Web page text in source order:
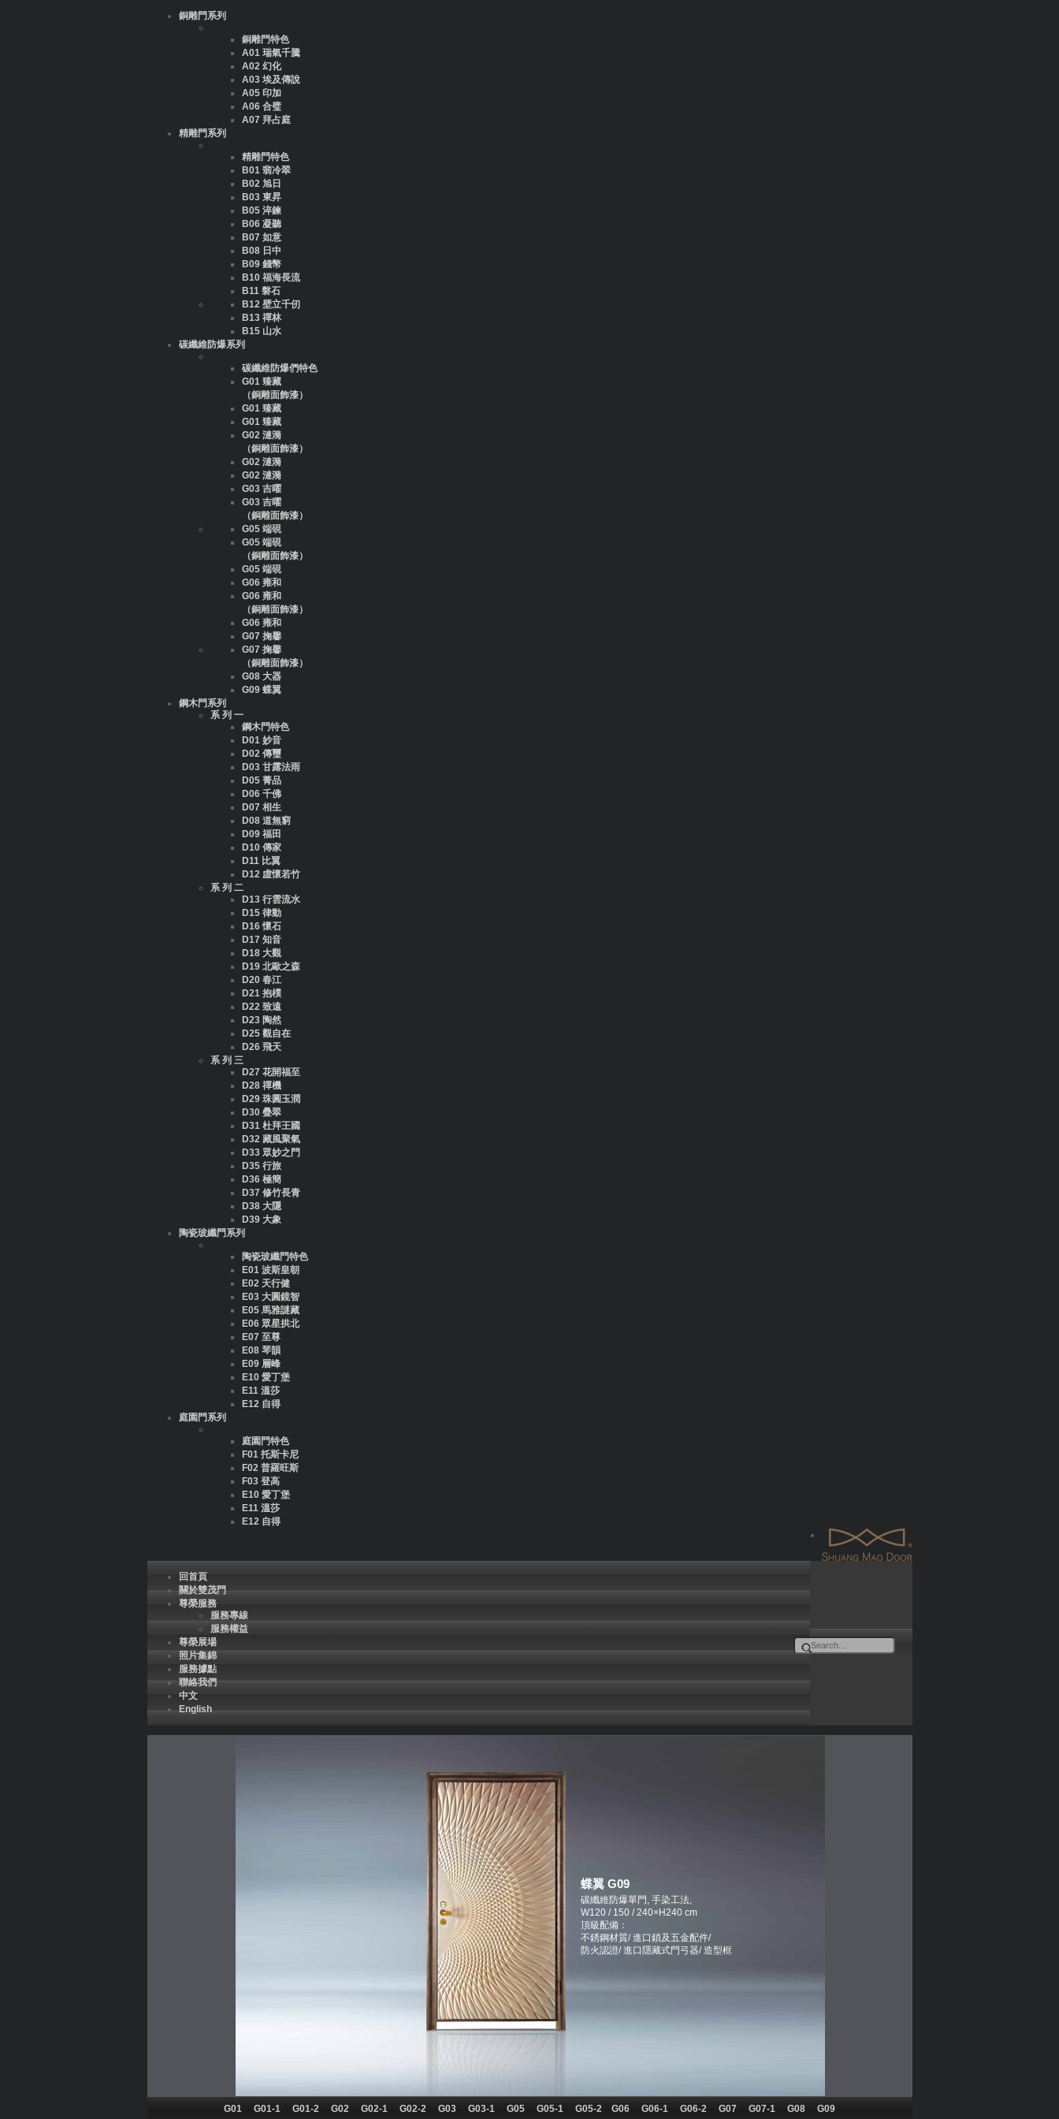
銅雕門系列
銅雕門特色
A01 瑞氣千騰
A02 幻化
A03 埃及傳說
A05 印加
A06 合璧
A07 拜占庭
精雕門系列
精雕門特色
B01 翡冷翠
B02 旭日
B03 東昇
B05 淬鍊
B06 凝聽
B07 如意
B08 日中
B09 錢幣
B10 福海長流
B11 磐石
B12 壁立千仞
B13 禪林
B15 山水
碳纖維防爆系列
碳纖維防爆們特色
G01 臻藏
（銅雕面飾漆）
G01 臻藏
G01 臻藏
G02 漣漪
（銅雕面飾漆）
G02 漣漪
G02 漣漪
G03 吉曜
G03 吉曜
（銅雕面飾漆）
G05 端硯
G05 端硯
（銅雕面飾漆）
G05 端硯
G06 雍和
G06 雍和
（銅雕面飾漆）
G06 雍和
G07 掬馨
G07 掬馨
（銅雕面飾漆）
G08 大器
G09 蝶翼
鋼木門系列
系 列 一
鋼木門特色
D01 妙音
D02 傳璽
D03 甘露法雨
D05 菁品
D06 千佛
D07 相生
D08 道無窮
D09 福田
D10 傳家
D11 比翼
D12 虛懷若竹
系 列 二
D13 行雲流水
D15 律動
D16 懷石
D17 知音
D18 大觀
D19 北歐之森
D20 春江
D21 抱樸
D22 致遠
D23 陶然
D25 觀自在
D26 飛天
系 列 三
D27 花開福至
D28 禪機
D29 珠圓玉潤
D30 疊翠
D31 杜拜王國
D32 藏風聚氣
D33 眾妙之門
D35 行旅
D36 極簡
D37 修竹長青
D38 大隱
D39 大象
陶瓷玻纖門系列
陶瓷玻纖門特色
E01 波斯皇朝
E02 天行健
E03 大圓鏡智
E05 馬雅謎藏
E06 眾星拱北
E07 至尊
E08 琴韻
E09 層峰
E10 愛丁堡
E11 溫莎
E12 自得
庭園門系列
庭園門特色
F01 托斯卡尼
F02 普羅旺斯
F03 登高
E10 愛丁堡
E11 溫莎
E12 自得
回首頁
關於雙茂門
尊榮服務
服務專線
服務權益
尊榮展場
照片集錦
服務據點
聯絡我們
中文
English
蝶翼 G09
碳纖維防爆單門, 手染工法,
W120 / 150 / 240×H240 cm
頂級配備：
不銹鋼材質/ 進口鎖及五金配件/
防火認證/ 進口隱藏式門弓器/ 造型框
G01 G01-1 G01-2 G02 G02-1 G02-2 G03 G03-1 G05 G05-1 G05-2 G06 G06-1 G06-2 G07 G07-1 G08 G09